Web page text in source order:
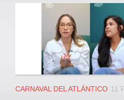
Local
JUDICIAL
ÁREA METROPOLITANA
REGIONAL
DEPARTAMENTAL
CARNAVAL DEL ATLÁNTICO 11